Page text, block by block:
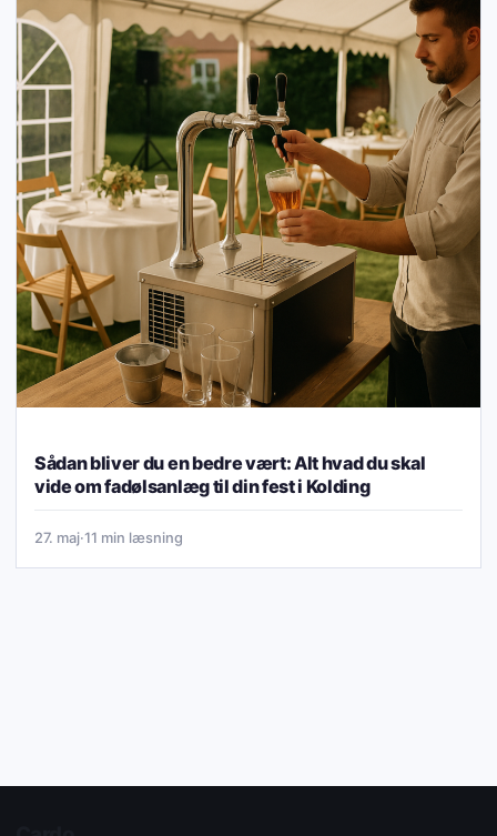
Sådan bliver du en bedre vært: Alt hvad du skal
vide om fadølsanlæg til din fest i Kolding
27. maj·11 min læsning